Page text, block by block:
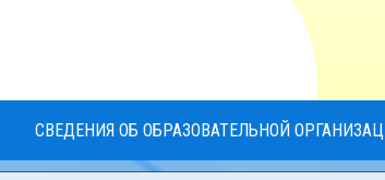
СВЕДЕНИЯ ОБ ОБРАЗОВАТЕЛЬНОЙ